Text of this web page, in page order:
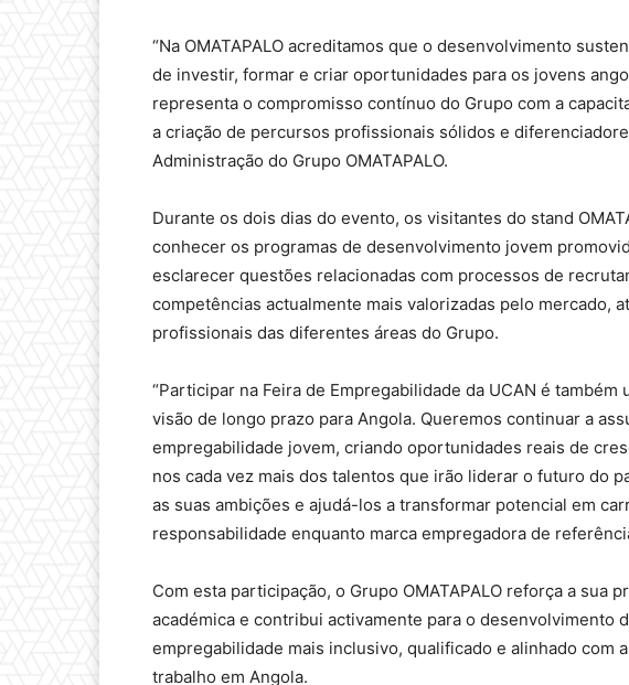
“Na OMATAPALO acreditamos que o desenvolvimento
de investir, formar e criar oportunidades para os jovens
representa o compromisso contínuo do Grupo com a
a criação de percursos profissionais sólidos e
Administração do Grupo OMATAPALO.
Durante os dois dias do evento, os visitantes do stand
conhecer os programas de desenvolvimento jovem
esclarecer questões relacionadas com processos de
competências actualmente mais valorizadas pelo mercado,
profissionais das diferentes áreas do Grupo.
“Participar na Feira de Empregabilidade da UCAN é
visão de longo prazo para Angola. Queremos continuar a
empregabilidade jovem, criando oportunidades reais de
nos cada vez mais dos talentos que irão liderar o futuro do
as suas ambições e ajudá-los a transformar potencial em
responsabilidade enquanto marca empregadora de
Com esta participação, o Grupo OMATAPALO reforça a sua
académica e contribui activamente para o desenvolvimento
empregabilidade mais inclusivo, qualificado e alinhado com
trabalho em Angola.